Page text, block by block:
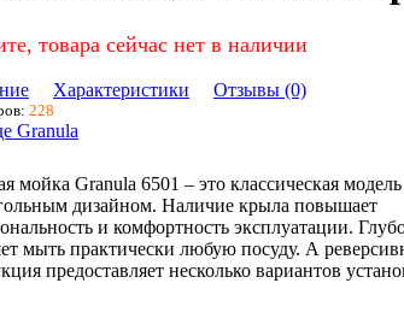
товара сейчас нет в наличии
Характеристики Отзывы (0)
228
Granula
мойка Granula 6501 – это классическая модель
дизайном. Наличие крыла повышает
и комфортность эксплуатации.
мыть практически любую посуду. А
предоставляет несколько вариантов